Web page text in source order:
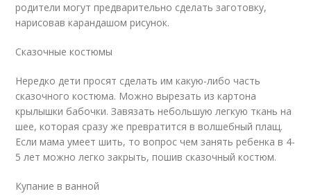
родители могут предварительно сделать заготовку,
нарисовав карандашом рисунок.
Сказочные костюмы
Нередко дети просят сделать им какую-либо часть
сказочного костюма. Можно вырезать из картона
крылышки бабочки. Завязать небольшую легкую ткань на
шее, которая сразу же превратится в волшебный плащ.
Если мама умеет шить, то вопрос чем занять ребенка в 4-
5 лет можно легко закрыть, пошив сказочный костюм.
Купание в ванной